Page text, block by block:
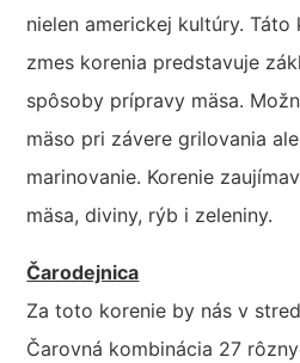
nielen americkej kultúry. Táto
zmes korenia predstavuje
spôsoby prípravy mäsa.
mäso pri závere grilovania
marinovanie. Korenie
mäsa, diviny, rýb i zeleniny.
Čarodejnica
Za toto korenie by nás v
Čarovná kombinácia 27